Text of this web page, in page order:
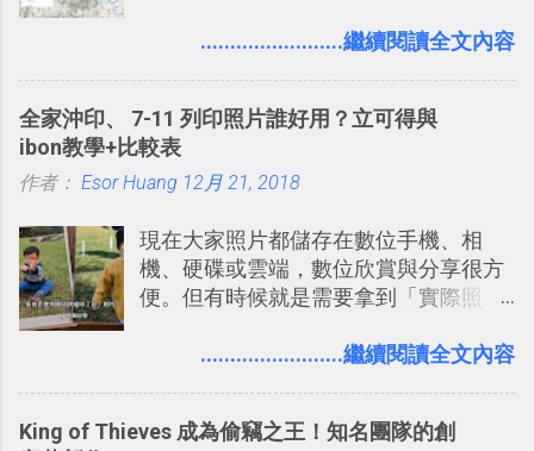
事可以從聊天中記錄重點。 3. 「 有彈性
的軟體則讓同事可以在任何地方和公司
保持聯繫。 如果你需要中文版的同類平
台，可以參考： JANDI 高效率團隊通訊
戶 。 2017/3 新增 ： Sortd for Slack：
改造 Slack 討論串介面變成專案任務排
程看板
入的來聊聊 Google 的「我的地圖」服
線，對商務需求來說可以打造出一張一
張資料地圖（例如我之前在製作一本新
書時建立的「 台灣推薦空拍地點地圖
規劃自助旅行路線！ Google 「我的地
圖」在規劃自助旅行路線時可以解決許
多問題： 國外地點名稱地址常常難懂，
稱。 在規劃路線之外，自訂地圖還能補
時帶來好心情，二方面事後就是最好的
........................繼續閱讀全文內容
全家沖印、 7-11 列印照片誰好用？立可得與
ibon教學+比較表
作者： Esor Huang 12月 21, 2018
現在大家照片都儲存在數位手機、相
機、硬碟或雲端，數位欣賞與分享很方
便。但有時候就是需要拿到「實際照
要製作家庭相框 用照片來當小禮物 把照
片？而且最好能不花時間、立即拿到、
........................繼續閱讀全文內容
King of Thieves 成為偷竊之王！知名團隊的創